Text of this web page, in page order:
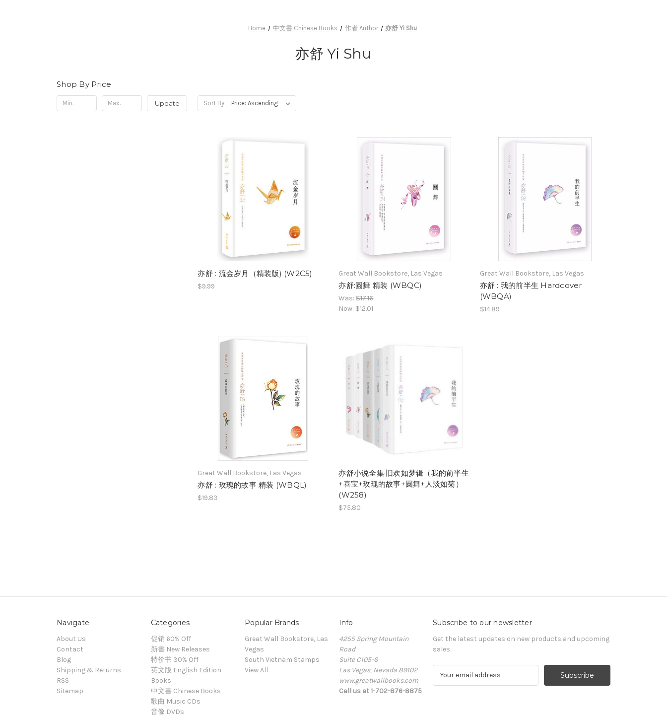
Home 中文書 Chinese Books 作者 Author 亦舒 Yi Shu
亦舒 Yi Shu
Shop By Price
Update Sort By:
亦舒 : 流金岁月（精装版) (W2C5)
$9.99
Great Wall Bookstore, Las Vegas
亦舒:圆舞 精装 (WBQC)
Was:$17.16
Now: $12.01
Great Wall Bookstore, Las Vegas
亦舒 : 我的前半生 Hardcover
(WBQA)
$14.89
Great Wall Bookstore, Las Vegas
亦舒 : 玫瑰的故事 精装 (WBQL)
$19.83
亦舒小说全集·旧欢如梦辑（我的前半生
+喜宝+玫瑰的故事+圆舞+人淡如菊）
(W258)
$75.80
Navigate
About Us
Contact
Blog
Shipping & Returns
RSS
Sitemap
Categories
促销 60% Off
新書 New Releases
特价书 30% Off
英文版 English Edition
Books
中文書 Chinese Books
歌曲 Music CDs
音像 DVDs
Popular Brands
Great Wall Bookstore, Las
Vegas
South Vietnam Stamps
View All
Info
4255 Spring Mountain
Road
Suite C105-6
Las Vegas, Nevada 89102
www.greatwallbooks.com
Call us at 1-702-876-8875
Subscribe to our newsletter
Get the latest updates on new products and upcoming
sales